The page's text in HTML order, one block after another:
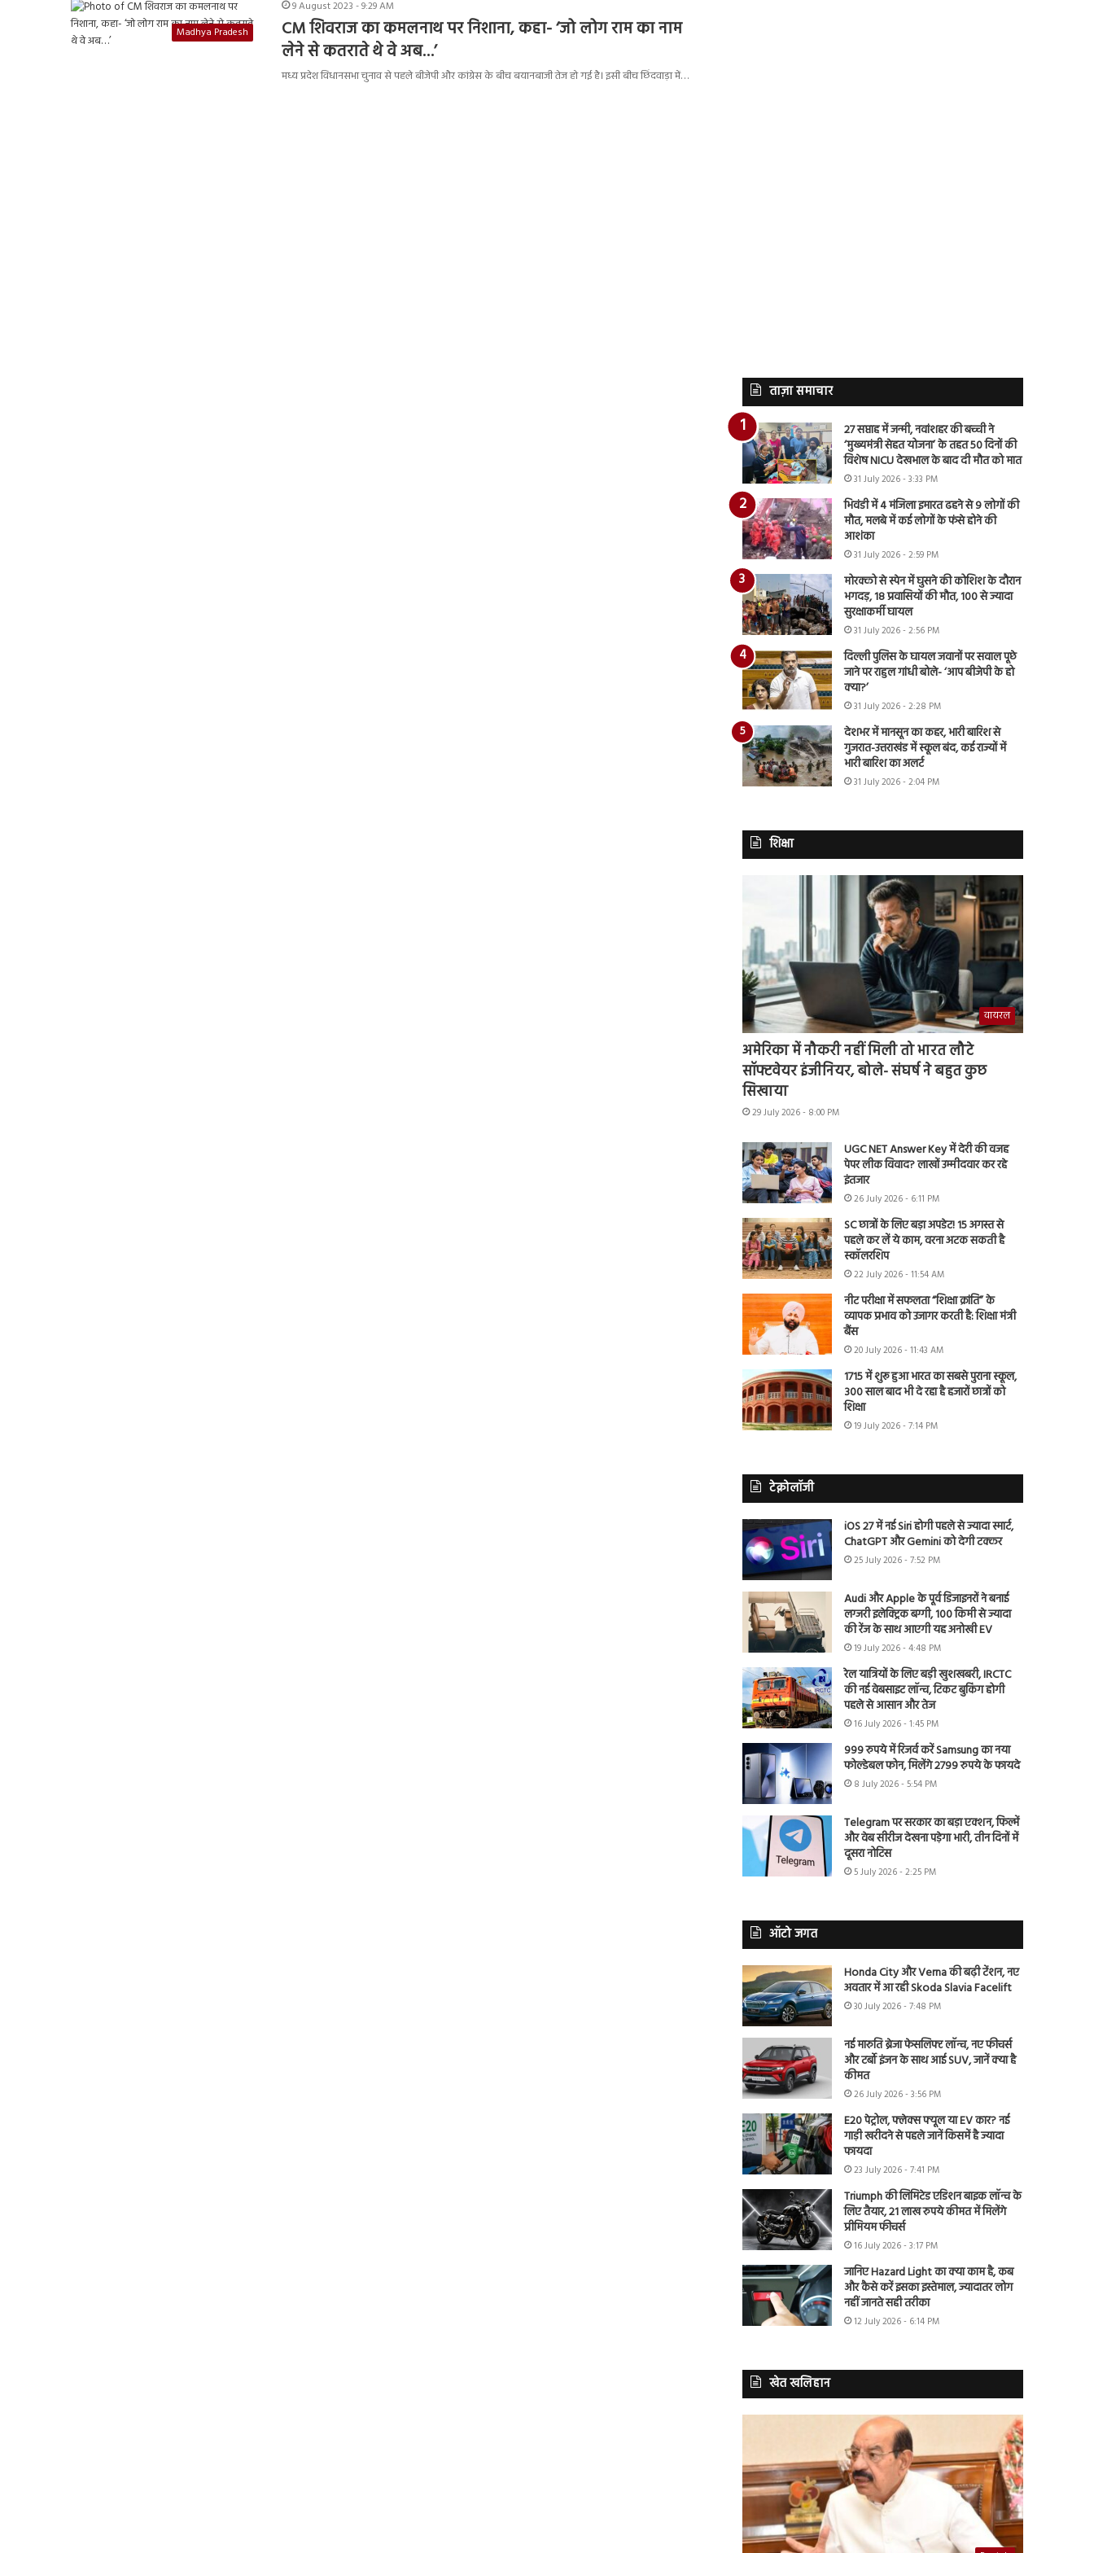
Madhya Pradesh
9 August 2023 - 9:29 AM
CM शिवराज का कमलनाथ पर निशाना, कहा- ‘जो लोग राम का नाम
लेने से कतराते थे वे अब…’
मध्य प्रदेश विधानसभा चुनाव से पहले बीजेपी और कांग्रेस के बीच बयानबाजी तेज हो गई है। इसी बीच छिंदवाड़ा में…
ताज़ा समाचार
27 सप्ताह में जन्मी, नवांशहर की बच्ची ने
‘मुख्यमंत्री सेहत योजना’ के तहत 50 दिनों की
विशेष NICU देखभाल के बाद दी मौत को मात
31 July 2026 - 3:33 PM
भिवंडी में 4 मंजिला इमारत ढहने से 9 लोगों की
मौत, मलबे में कई लोगों के फंसे होने की
आशंका
31 July 2026 - 2:59 PM
मोरक्को से स्पेन में घुसने की कोशिश के दौरान
भगदड़, 18 प्रवासियों की मौत, 100 से ज्यादा
सुरक्षाकर्मी घायल
31 July 2026 - 2:56 PM
दिल्ली पुलिस के घायल जवानों पर सवाल पूछे
जाने पर राहुल गांधी बोले- ‘आप बीजेपी के हो
क्या?’
31 July 2026 - 2:28 PM
देशभर में मानसून का कहर, भारी बारिश से
गुजरात-उत्तराखंड में स्कूल बंद, कई राज्यों में
भारी बारिश का अलर्ट
31 July 2026 - 2:04 PM
शिक्षा
वायरल
अमेरिका में नौकरी नहीं मिली तो भारत लौटे
सॉफ्टवेयर इंजीनियर, बोले- संघर्ष ने बहुत कुछ
सिखाया
29 July 2026 - 8:00 PM
UGC NET Answer Key में देरी की वजह
पेपर लीक विवाद? लाखों उम्मीदवार कर रहे
इंतजार
26 July 2026 - 6:11 PM
SC छात्रों के लिए बड़ा अपडेट! 15 अगस्त से
पहले कर लें ये काम, वरना अटक सकती है
स्कॉलरशिप
22 July 2026 - 11:54 AM
नीट परीक्षा में सफलता “शिक्षा क्रांति” के
व्यापक प्रभाव को उजागर करती है: शिक्षा मंत्री
बैंस
20 July 2026 - 11:43 AM
1715 में शुरू हुआ भारत का सबसे पुराना स्कूल,
300 साल बाद भी दे रहा है हजारों छात्रों को
शिक्षा
19 July 2026 - 7:14 PM
टेक्नोलॉजी
iOS 27 में नई Siri होगी पहले से ज्यादा स्मार्ट,
ChatGPT और Gemini को देगी टक्कर
25 July 2026 - 7:52 PM
Audi और Apple के पूर्व डिजाइनरों ने बनाई
लग्जरी इलेक्ट्रिक बग्गी, 100 किमी से ज्यादा
की रेंज के साथ आएगी यह अनोखी EV
19 July 2026 - 4:48 PM
रेल यात्रियों के लिए बड़ी खुशखबरी, IRCTC
की नई वेबसाइट लॉन्च, टिकट बुकिंग होगी
पहले से आसान और तेज
16 July 2026 - 1:45 PM
999 रुपये में रिजर्व करें Samsung का नया
फोल्डेबल फोन, मिलेंगे 2799 रुपये के फायदे
8 July 2026 - 5:54 PM
Telegram पर सरकार का बड़ा एक्शन, फिल्में
और वेब सीरीज देखना पड़ेगा भारी, तीन दिनों में
दूसरा नोटिस
5 July 2026 - 2:25 PM
ऑटो जगत
Honda City और Verna की बढ़ी टेंशन, नए
अवतार में आ रही Skoda Slavia Facelift
30 July 2026 - 7:48 PM
नई मारुति ब्रेजा फेसलिफ्ट लॉन्च, नए फीचर्स
और टर्बो इंजन के साथ आई SUV, जानें क्या है
कीमत
26 July 2026 - 3:56 PM
E20 पेट्रोल, फ्लेक्स फ्यूल या EV कार? नई
गाड़ी खरीदने से पहले जानें किसमें है ज्यादा
फायदा
23 July 2026 - 7:41 PM
Triumph की लिमिटेड एडिशन बाइक लॉन्च के
लिए तैयार, 21 लाख रुपये कीमत में मिलेंगे
प्रीमियम फीचर्स
16 July 2026 - 3:17 PM
जानिए Hazard Light का क्या काम है, कब
और कैसे करें इसका इस्तेमाल, ज्यादातर लोग
नहीं जानते सही तरीका
12 July 2026 - 6:14 PM
खेत खलिहान